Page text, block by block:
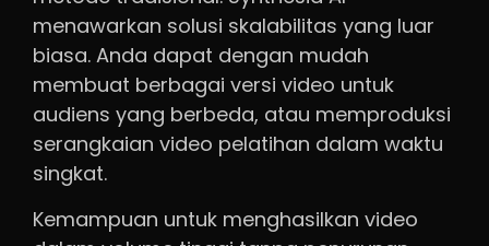
menawarkan solusi skalabilitas yang luar
biasa. Anda dapat dengan mudah
membuat berbagai versi video untuk
audiens yang berbeda, atau memproduksi
serangkaian video pelatihan dalam waktu
singkat.
Kemampuan untuk menghasilkan video